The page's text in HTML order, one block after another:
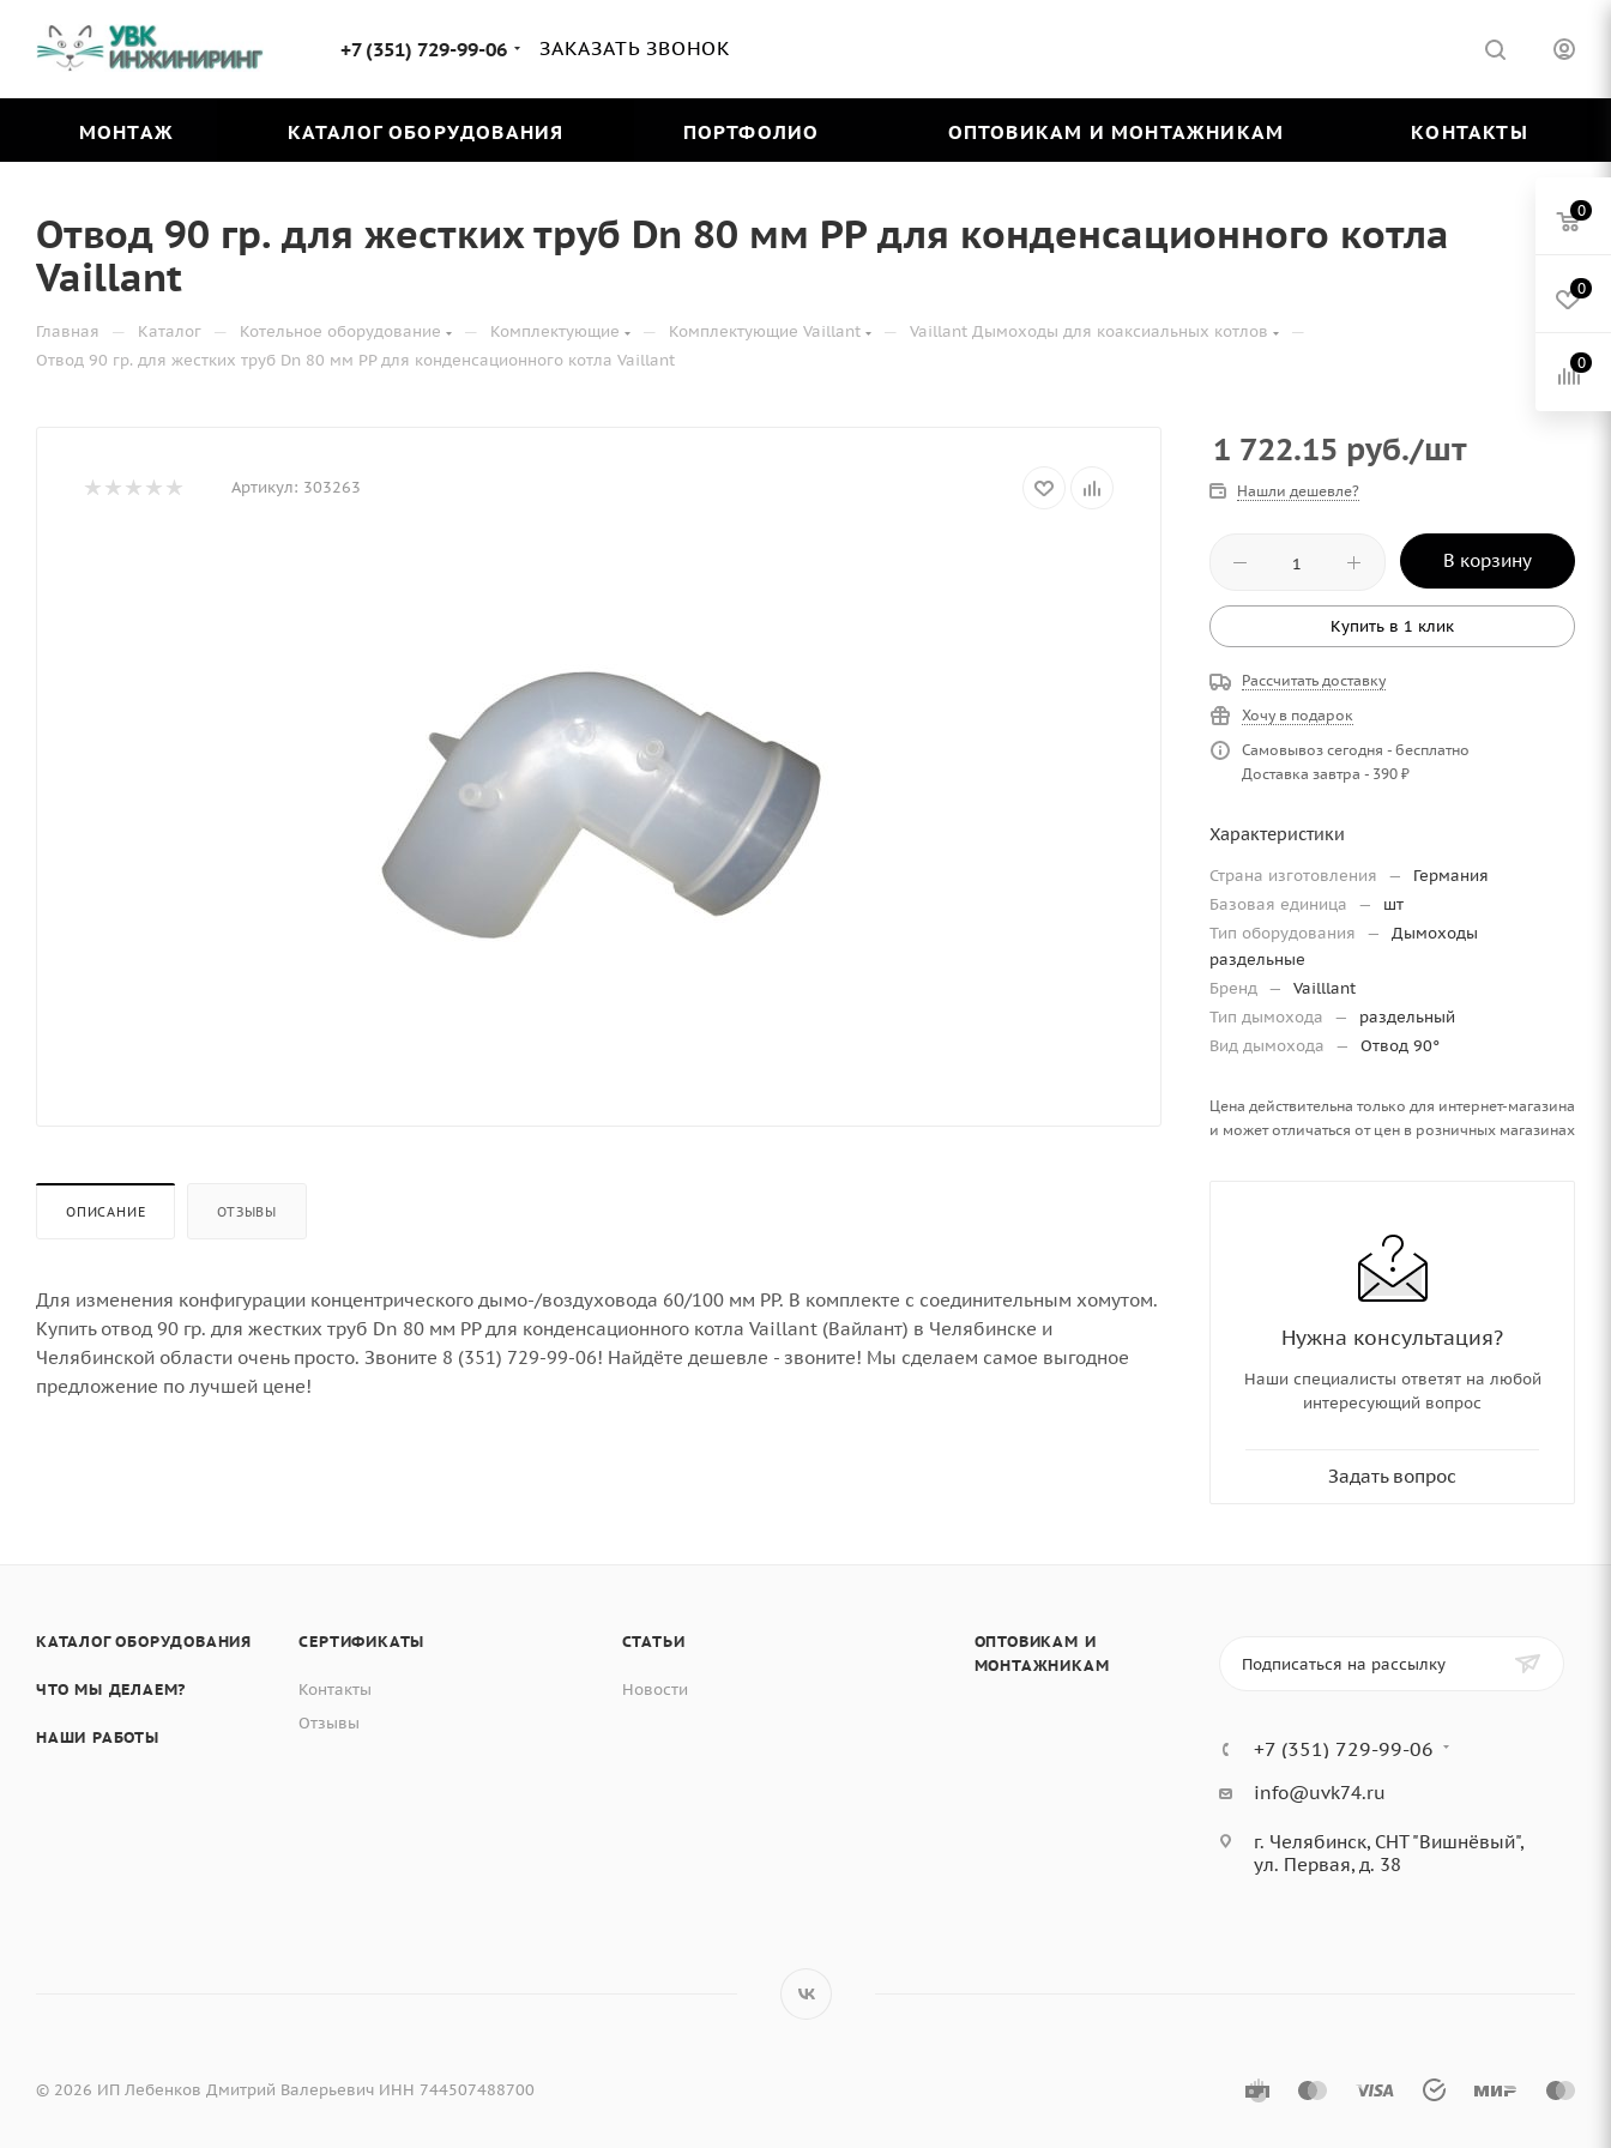
+7 (351) 729-99-06 ЗАКАЗАТЬ ЗВОНОК
МОНТАЖ КАТАЛОГ ОБОРУДОВАНИЯ ПОРТФОЛИО ОПТОВИКАМ И МОНТАЖНИКАМ КОНТАКТЫ
Отвод 90 гр. для жестких труб Dn 80 мм PP для конденсационного котла
Vaillant
Главная — Каталог — Котельное оборудование — Комплектующие — Комплектующие Vaillant — Vaillant Дымоходы для коаксиальных котлов —
Отвод 90 гр. для жестких труб Dn 80 мм PP для конденсационного котла Vaillant
Артикул: 303263
ОПИСАНИЕ ОТЗЫВЫ
Для изменения конфигурации концентрического дымо-/воздуховода 60/100 мм PP. В комплекте с соединительным хомутом.
Купить отвод 90 гр. для жестких труб Dn 80 мм PP для конденсационного котла Vaillant (Вайлант) в Челябинске и
Челябинской области очень просто. Звоните 8 (351) 729-99-06! Найдёте дешевле - звоните! Мы сделаем самое выгодное
предложение по лучшей цене!
1 722.15 руб./шт
Нашли дешевле?
В корзину
Купить в 1 клик
Рассчитать доставку
Хочу в подарок
Самовывоз сегодня - бесплатно
Доставка завтра - 390 ₽
Характеристики
Страна изготовления —
Германия
Базовая единица
—
шт
Тип оборудования
—
Дымоходы
раздельные
Бренд —
Vailllant
Тип дымохода
—
раздельный
Вид дымохода
— Отвод 90°
Цена действительна только для интернет-магазина
и может отличаться от цен в розничных магазинах
Нужна консультация?
Наши специалисты ответят на любой
интересующий вопрос
Задать вопрос
КАТАЛОГ ОБОРУДОВАНИЯ
ЧТО МЫ ДЕЛАЕМ?
НАШИ РАБОТЫ
СЕРТИФИКАТЫ
Контакты
Отзывы
СТАТЬИ
Новости
ОПТОВИКАМ И
МОНТАЖНИКАМ
Подписаться на рассылку
+7 (351) 729-99-06
info@uvk74.ru
г. Челябинск, СНТ "Вишнёвый",
ул. Первая, д. 38
© 2026 ИП Лебенков Дмитрий Валерьевич ИНН 744507488700
0
0
0